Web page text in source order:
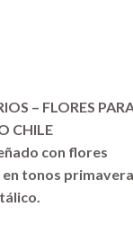
– FLORES
CHILE
con flores
tonos